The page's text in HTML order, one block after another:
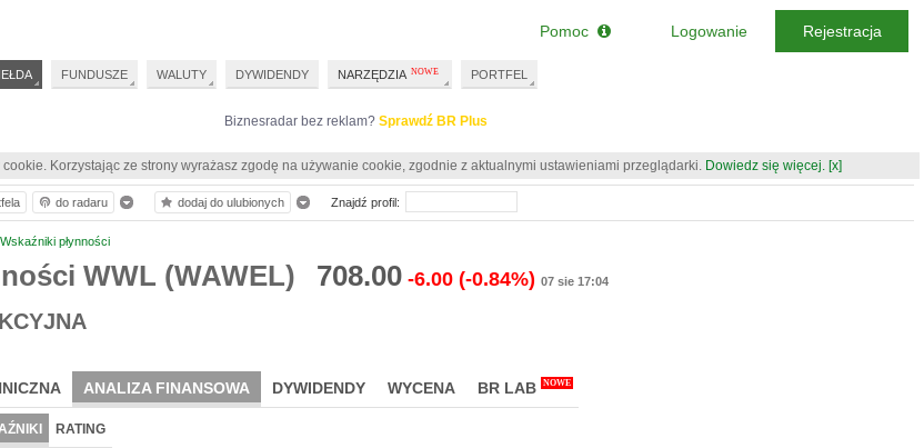
Biznesradar bez reklam? Sprawdź BR Plus
Korzystając ze strony wyrażasz zgodę na używanie cookie, zgodnie z aktualnymi ustawieniami przeglądarki. Dowiedz się więcej. [x]
Wskaźniki płynności
WWL (WAWEL) 708.00 -6.00 (-0.84%) 07 sie 17:04
ANALIZA FINANSOWA DYWIDENDY WYCENA BR LAB NOWE
RATING
do radaru dodaj do ulubionych Znajdź profil:
FUNDUSZE WALUTY DYWIDENDY NARZĘDZIA PORTFEL
Pomoc Logowanie Rejestracja